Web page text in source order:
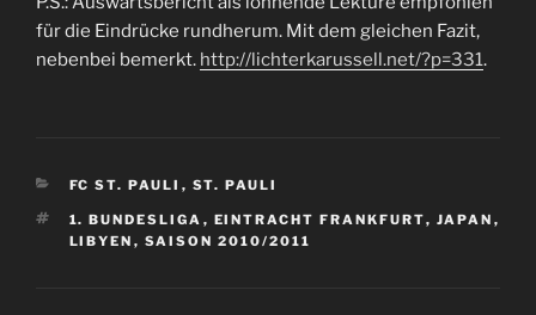
für die Eindrücke rundherum. Mit dem gleichen Fazit,
nebenbei bemerkt. http://lichterkarussell.net/?p=331.
KATEGORIEN
FC ST. PAULI , ST. PAULI
SCHLAGWÖRTER
1. BUNDESLIGA , EINTRACHT FRANKFURT, JAPAN ,
LIBYEN , SAISON 2010/2011